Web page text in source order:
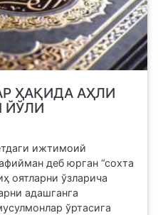
ҲАҚИДА АҲЛИ
ЙЎЛИ
ижтимоий
деб юрган “сохта
оятларни ўзларича
адашганга
ўртасига